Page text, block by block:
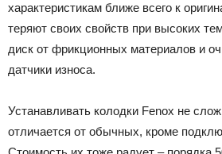
характеристикам ближе всего к
теряют своих свойств при высоких
диск от фрикционных материалов и
датчики износа.
Устанавливать колодки Fenox не
отличается от обычных, кроме